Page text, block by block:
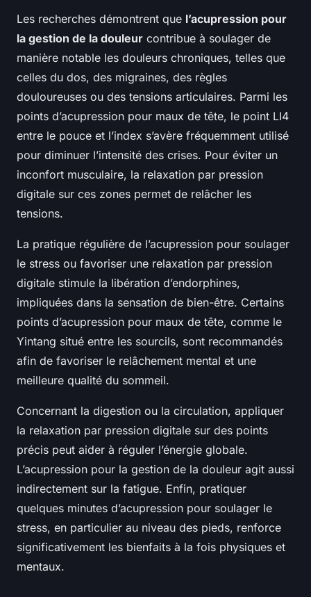
Les recherches démontrent que l’acupression pour
la gestion de la douleur contribue à soulager de
manière notable les douleurs chroniques, telles que
celles du dos, des migraines, des règles
douloureuses ou des tensions articulaires. Parmi les
points d’acupression pour maux de tête, le point LI4
entre le pouce et l’index s’avère fréquemment utilisé
pour diminuer l’intensité des crises. Pour éviter un
inconfort musculaire, la relaxation par pression
digitale sur ces zones permet de relâcher les
tensions.
La pratique régulière de l’acupression pour soulager
le stress ou favoriser une relaxation par pression
digitale stimule la libération d’endorphines,
impliquées dans la sensation de bien-être. Certains
points d’acupression pour maux de tête, comme le
Yintang situé entre les sourcils, sont recommandés
afin de favoriser le relâchement mental et une
meilleure qualité du sommeil.
Concernant la digestion ou la circulation, appliquer
la relaxation par pression digitale sur des points
précis peut aider à réguler l’énergie globale.
L’acupression pour la gestion de la douleur agit aussi
indirectement sur la fatigue. Enfin, pratiquer
quelques minutes d’acupression pour soulager le
stress, en particulier au niveau des pieds, renforce
significativement les bienfaits à la fois physiques et
mentaux.